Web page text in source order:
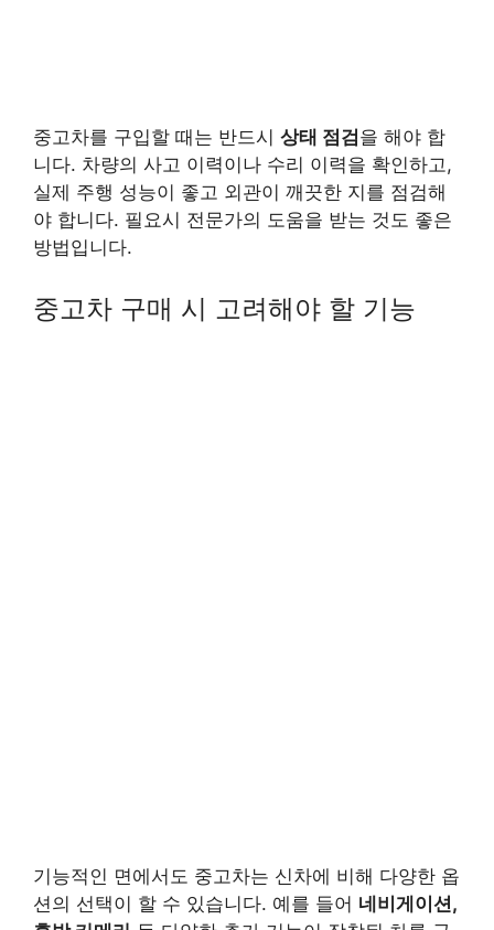
중고차를 구입할 때는 반드시 상태 점검을 해야 합
니다. 차량의 사고 이력이나 수리 이력을 확인하고,
실제 주행 성능이 좋고 외관이 깨끗한 지를 점검해
야 합니다. 필요시 전문가의 도움을 받는 것도 좋은
방법입니다.
중고차 구매 시 고려해야 할 기능
기능적인 면에서도 중고차는 신차에 비해 다양한 옵
션의 선택이 할 수 있습니다. 예를 들어 네비게이션,